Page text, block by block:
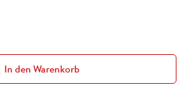
In den Warenkorb